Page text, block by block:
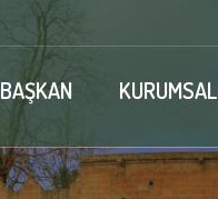
BAŞKAN KURUMSAL